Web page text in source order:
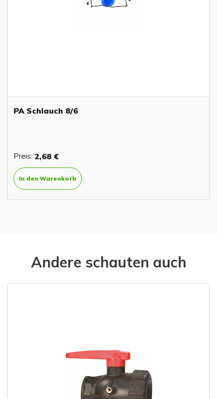
PA Schlauch 8/6
Preis: 2,68 €
In den Warenkorb
Andere schauten auch